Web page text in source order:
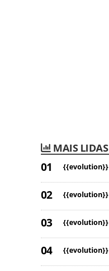
MAIS LIDAS
{{evolution}}
{{evolution}}
{{evolution}}
{{evolution}}